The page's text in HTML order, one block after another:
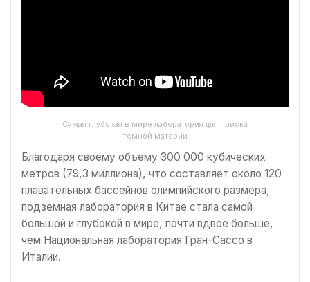
Самая глубокая в мире лаборатория для поиска
темной материи
Благодаря своему объему 300 000 кубических
метров (79,3 миллиона), что составляет около 120
плавательных бассейнов олимпийского размера,
подземная лаборатория в Китае стала самой
большой и глубокой в мире, почти вдвое больше,
чем Национальная лаборатория Гран-Сассо в
Италии.